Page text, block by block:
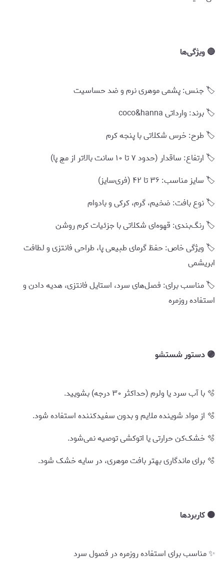
🔴 ویژگی‌ها
🏷️ جنس: پشمی موهری نرم و ضد حساسیت
🏷️ برند: وارداتی coco&hanna
🏷️ طرح: خرس شکلاتی با پنجه کرم
🏷️ ارتفاع: ساقدار (حدود ۷ تا ۱۰ سانت بالاتر از مچ پا)
🏷️ سایز مناسب: ۳۶ تا ۴۲ (فری‌سایز)
🏷️ نوع بافت: ضخیم، گرم، کرکی و بادوام
🏷️ رنگ‌بندی: قهوه‌ای شکلاتی با جزئیات کرم روشن
🏷️ ویژگی خاص: حفظ گرمای طبیعی پا، طراحی فانتزی و لطافت
ابریشمی
🏷️ مناسب برای: فصل‌های سرد، استایل فانتزی، هدیه دادن و
استفاده روزمره
🟣 دستور شستشو
🫧 با آب سرد یا ولرم (حداکثر ۳۰ درجه) بشویید.
🫧 از مواد شوینده ملایم و بدون سفیدکننده استفاده شود.
🫧 خشک‌کن حرارتی یا اتوکشی توصیه نمی‌شود.
🫧 برای ماندگاری بهتر بافت موهری، در سایه خشک شود.
🟠 کاربردها
✨ مناسب برای استفاده روزمره در فصول سرد